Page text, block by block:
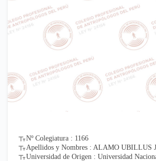
Nº Colegiatura : 1166
Apellidos y Nombres : ALAMO UBILLUS
Universidad de Origen : Universidad